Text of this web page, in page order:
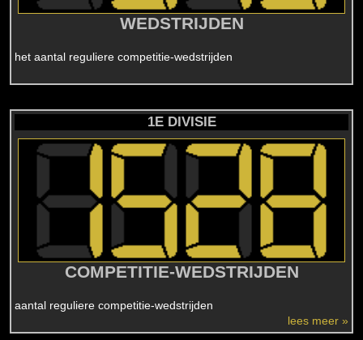
WEDSTRIJDEN
het aantal reguliere competitie-wedstrijden
1E DIVISIE
COMPETITIE-WEDSTRIJDEN
aantal reguliere competitie-wedstrijden
lees meer »